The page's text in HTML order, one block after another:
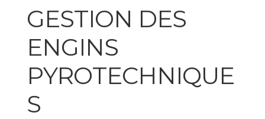
GESTION DES
ENGINS
PYROTECHNIQUE
S